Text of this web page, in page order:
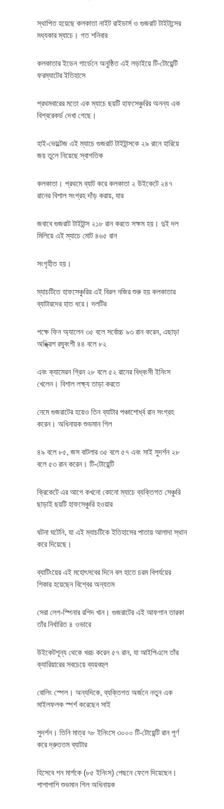
স্থাপিত হয়েছে কলকাতা নাইট রাইডার্স ও গুজরাট টাইটান্সের
মধ্যকার ম্যাচে। গত শনিবার
কলকাতার ইডেন গার্ডেনে অনুষ্ঠিত এই লড়াইয়ে টি-টোয়েন্টি
ফরম্যাটের ইতিহাসে
প্রথমবারের মতো এক ম্যাচে ছয়টি হাফসেঞ্চুরির অনন্য এক
বিশ্বরেকর্ড দেখা গেছে।
হাই-ভোল্টেজ এই ম্যাচে গুজরাট টাইটান্সকে ২৯ রানে হারিয়ে
জয় তুলে নিয়েছে স্বাগতিক
কলকাতা। প্রথমে ব্যাট করে কলকাতা ২ উইকেটে ২৪৭
রানের বিশাল সংগ্রহ দাঁড় করায়, যার
জবাবে গুজরাট টাইটান্স ২১৮ রান করতে সক্ষম হয়। দুই দল
মিলিয়ে এই ম্যাচে মোট ৪৬৫ রান
সংগৃহীত হয়।
ম্যাচটিতে হাফসেঞ্চুরির এই বিরল নজির শুরু হয় কলকাতার
ব্যাটারদের হাত ধরে। দলটির
পক্ষে ফিন অ্যালেন ৩৫ বলে সর্বোচ্চ ৯৩ রান করেন, এছাড়া
অঙ্ক্রিশ রঘুবংশী ৪৪ বলে ৮২
এবং ক্যামেরন গ্রিন ২৮ বলে ৫২ রানের বিধ্বংসী ইনিংস
খেলেন। বিশাল লক্ষ্য তাড়া করতে
নেমে গুজরাটের হয়েও তিন ব্যাটার পঞ্চাশোর্ধ্ব রান সংগ্রহ
করেন। অধিনায়ক শুভমান গিল
৪৯ বলে ৮৫, জস বাটলার ৩৫ বলে ৫৭ এবং সাই সুদর্শন ২৮
বলে ৫৩ রান করেন। টি-টোয়েন্টি
ক্রিকেটে এর আগে কখনো কোনো ম্যাচে ব্যক্তিগত সেঞ্চুরি
ছাড়াই ছয়টি হাফসেঞ্চুরি হওয়ার
ঘটনা ঘটেনি, যা এই ম্যাচটিকে ইতিহাসের পাতায় আলাদা স্থান
করে দিয়েছে।
ব্যাটিংয়ের এই মহোৎসবের দিনে বল হাতে চরম বিপর্যয়ের
শিকার হয়েছেন বিশ্বের অন্যতম
সেরা লেগ-স্পিনার রশিদ খান। গুজরাটের এই আফগান তারকা
তাঁর নির্ধারিত ৪ ওভারে
উইকেটশূন্য থেকে খরচ করেন ৫৭ রান, যা আইপিএলে তাঁর
ক্যারিয়ারের সবচেয়ে ব্যয়বহুল
বোলিং স্পেল। অন্যদিকে, ব্যক্তিগত অর্জনে নতুন এক
মাইলফলক স্পর্শ করেছেন সাই
সুদর্শন। তিনি মাত্র ৭৮ ইনিংসে ৩০০০ টি-টোয়েন্টি রান পূর্ণ
করে দ্রুততম ব্যাটার
হিসেবে শন মার্শকে (৮৫ ইনিংস) পেছনে ফেলে দিয়েছেন।
পাশাপাশি শুভমান গিল অধিনায়ক